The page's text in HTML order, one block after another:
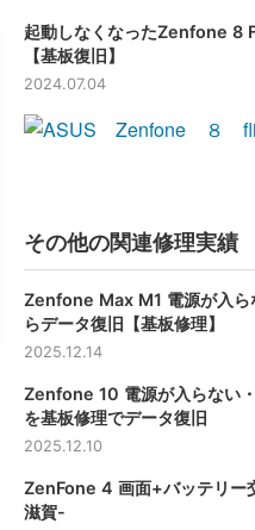
起動しなくなったZenfone 8
【基板復旧】
2024.07.04
その他の関連修理実績
Zenfone Max M1 電源が入ら
らデータ復旧【基板修理】
2025.12.14
Zenfone 10 電源が入らない
を基板修理でデータ復旧
2025.12.10
ZenFone 4 画面+バッテリー
滋賀-